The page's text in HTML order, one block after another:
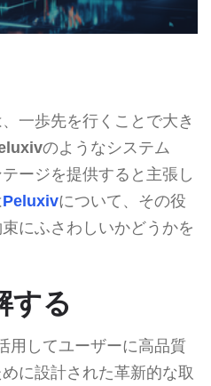
一歩先を行くことで大き
のようなシステム
ージを提供すると主張し
Peluxivについて、その役
にふさわしいかどうかを
する
用してユーザーに高品質
に設計された革新的な取